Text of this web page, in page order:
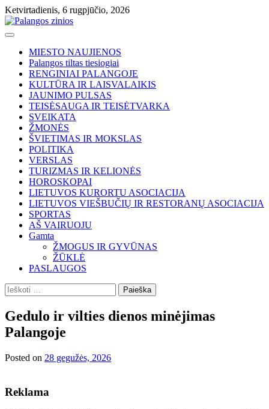
Skip
to
content
Ketvirtadienis, 6 rugpjūčio, 2026
MIESTO NAUJIENOS
Palangos tiltas tiesiogiai
RENGINIAI PALANGOJE
KULTŪRA IR LAISVALAIKIS
JAUNIMO PULSAS
TEISĖSAUGA IR TEISĖTVARKA
SVEIKATA
ŽMONĖS
ŠVIETIMAS IR MOKSLAS
POLITIKA
VERSLAS
TURIZMAS IR KELIONĖS
HOROSKOPAI
LIETUVOS KURORTU ASOCIACIJA
LIETUVOS VIEŠBUČIŲ IR RESTORANŲ ASOCIACIJA
SPORTAS
AŠ VAIRUOJU
Gamta
ŽMOGUS IR GYVŪNAS
ŽŪKLĖ
PASLAUGOS
Ieškoti:
Gedulo ir vilties dienos minėjimas
Palangoje
Posted on 28 gegužės, 2026
Reklama